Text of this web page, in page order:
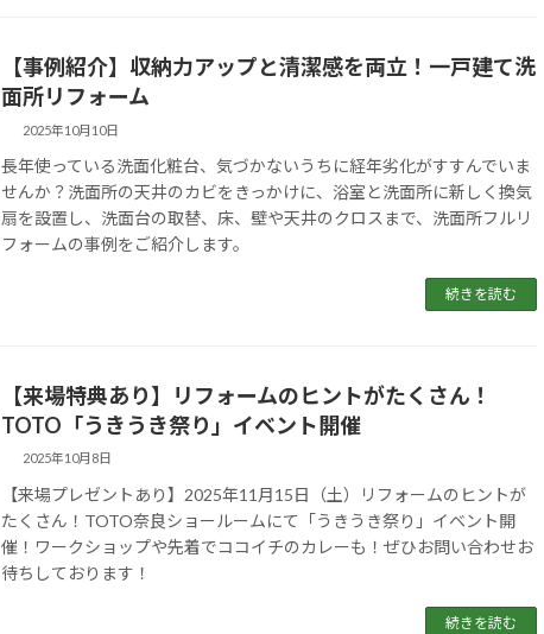
【事例紹介】収納力アップと清潔感を両立！一戸建て洗
面所リフォーム
2025年10月10日
長年使っている洗面化粧台、気づかないうちに経年劣化がすすんでいま
せんか？洗面所の天井のカビをきっかけに、浴室と洗面所に新しく換気
扇を設置し、洗面台の取替、床、壁や天井のクロスまで、洗面所フルリ
フォームの事例をご紹介します。
続きを読む
【来場特典あり】リフォームのヒントがたくさん！
TOTO「うきうき祭り」イベント開催
2025年10月8日
【来場プレゼントあり】2025年11月15日（土）リフォームのヒントが
たくさん！TOTO奈良ショールームにて「うきうき祭り」イベント開
催！ワークショップや先着でココイチのカレーも！ぜひお問い合わせお
待ちしております！
続きを読む